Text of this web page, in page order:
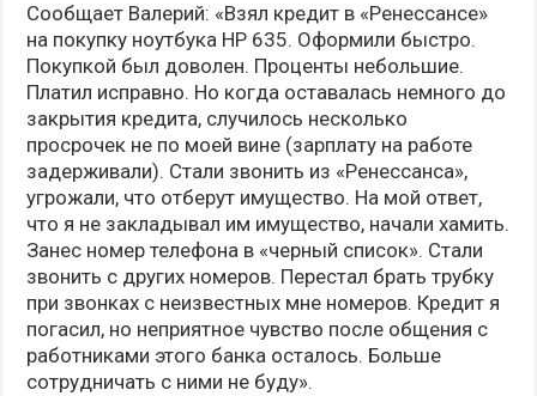
Сообщает Валерий: «Взял кредит в «Ренессансе»
на покупку ноутбука HP 635. Оформили быстро.
Покупкой был доволен. Проценты небольшие.
Платил исправно. Но когда оставалась немного до
закрытия кредита, случилось несколько
просрочек не по моей вине (зарплату на работе
задерживали). Стали звонить из «Ренессанса»,
угрожали, что отберут имущество. На мой ответ,
что я не закладывал им имущество, начали хамить.
Занес номер телефона в «черный список». Стали
звонить с других номеров. Перестал брать трубку
при звонках с неизвестных мне номеров. Кредит я
погасил, но неприятное чувство после общения с
работниками этого банка осталось. Больше
сотрудничать с ними не буду».